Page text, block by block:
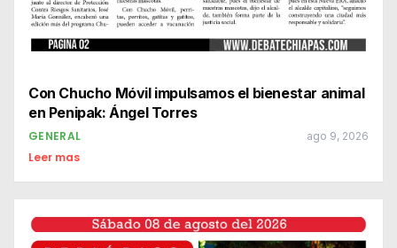
Con Chucho Móvil impulsamos el bienestar animal
en Penipak: Ángel Torres
GENERAL ago 9, 2026
Leer mas